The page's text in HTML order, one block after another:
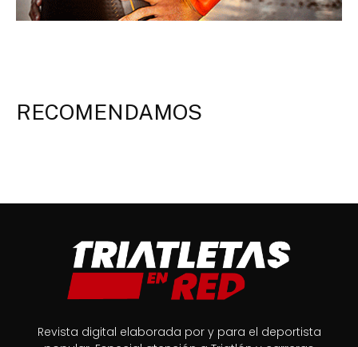
RECOMENDAMOS
Revista digital elaborada por y para el deportista